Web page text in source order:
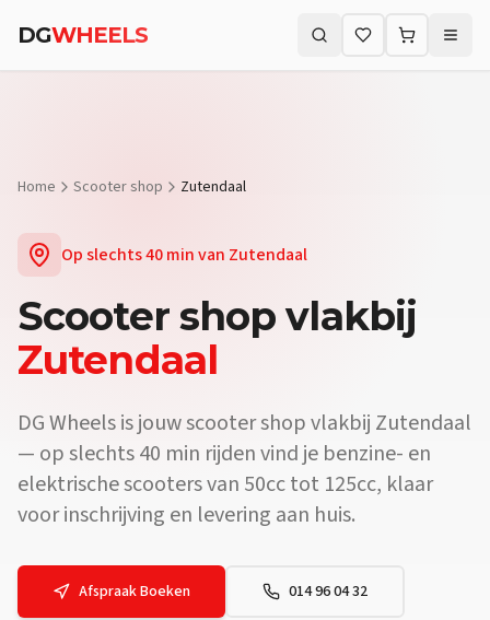
Vraag:Is er een scooterdealer in de buurt van Zutendaal?
DGWHEELS Zoeken (⌘K)
Home Scooter shop Zutendaal
Op slechts40 minvan Zutendaal
Scooter shopvlakbij
Zutendaal
DG Wheels is jouw scooter shop vlakbij Zutendaal
— op slechts 40 min rijden vind je benzine- en
elektrische scooters van 50cc tot 125cc, klaar
voor inschrijving en levering aan huis.
Afspraak Boeken 014 96 04 32